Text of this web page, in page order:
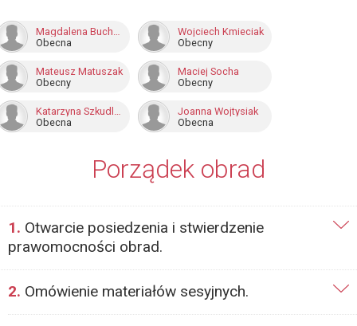
Magdalena Buchholz
Obecna
Wojciech Kmieciak
Obecny
Mateusz Matuszak
Obecny
Maciej Socha
Obecny
Katarzyna Szkudlarek
Obecna
Joanna Wojtysiak
Obecna
Porządek obrad
1. Otwarcie posiedzenia i stwierdzenie
prawomocności obrad.
2. Omówienie materiałów sesyjnych.